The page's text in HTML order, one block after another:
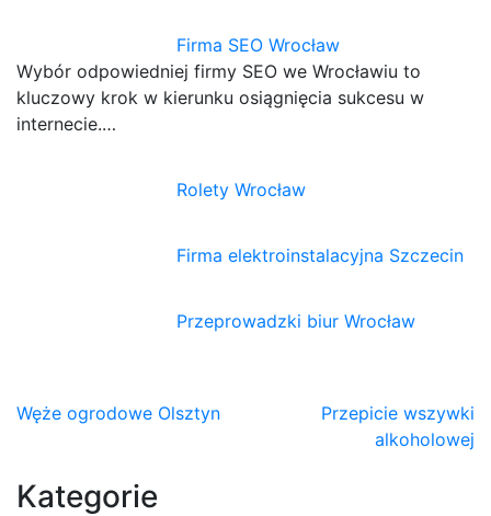
Firma SEO Wrocław
Wybór odpowiedniej firmy SEO we Wrocławiu to
kluczowy krok w kierunku osiągnięcia sukcesu w
internecie.…
Rolety Wrocław
Firma elektroinstalacyjna Szczecin
Przeprowadzki biur Wrocław
Nawigacja
Węże ogrodowe Olsztyn
Przepicie wszywki
alkoholowej
Kategorie